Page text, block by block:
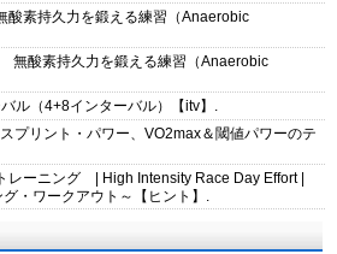
素持久力を鍛える練習（Anaerobic
無酸素持久力を鍛える練習（Anaerobic
バル（4+8インターバル）【itv】.
プリント・パワー、VO2max＆閾値パワーのテ
レーニング | High Intensity Race Day Effort |
・ワークアウト～【ヒント】.